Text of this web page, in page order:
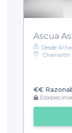
Ascua
Desde 10
Chamartín
€€